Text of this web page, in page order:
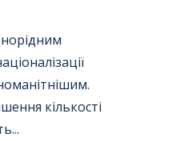
кількості